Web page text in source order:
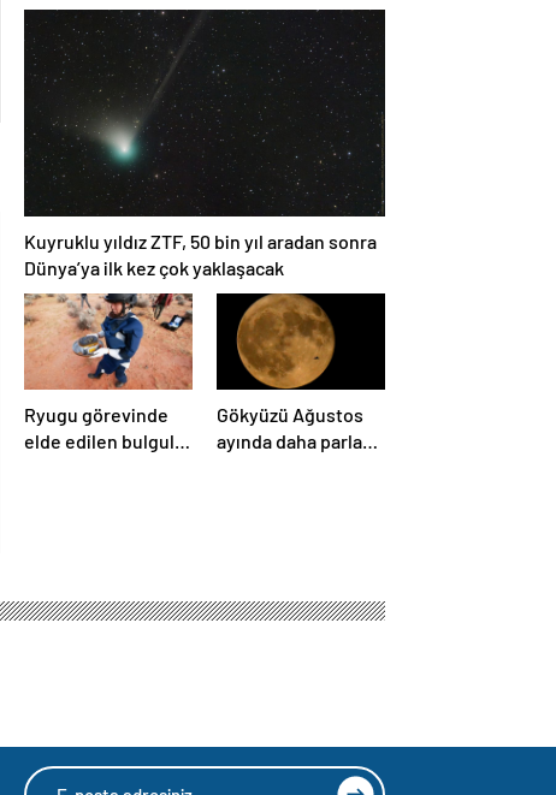
Gök bilimciler ilk
kez sönen yıldızın
gezegeni
yutmasına tanık
oldu
asteroit Dünya’yı
‘sıyırdı’ geçti
Kuyruklu yıldız ZTF, 50 bin yıl aradan sonra
Dünya’ya ilk kez çok yaklaşacak
Ryugu görevinde
elde edilen bulgular
Gökyüzü Ağustos
ayında daha parlak: